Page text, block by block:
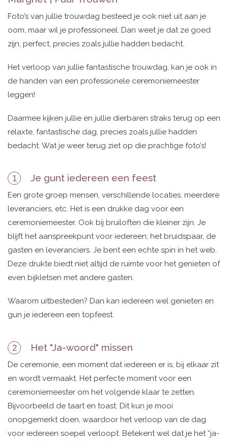
Foto’s van jullie trouwdag besteed je ook niet uit aan je
oom, maar wil je professioneel. Dan weet je dat ze goed
zijn, perfect, precies zoals jullie hadden bedacht.
Het verloop van jullie fantastische trouwdag, kan je ook in
de handen van een professionele ceremoniemeester
leggen!
Daarmee kijken jullie en jullie dierbaren straks terug op een
relaxte, fantastische dag, precies zoals jullie hadden
bedacht. Wat je weer terug ziet op die prachtige foto’s!
1 Je gunt iedereen een feest
Een grote groep mensen, verschillende locaties, meerdere
leveranciers, etc. Het is een drukke dag voor een
ceremoniemeester. Ook bij bruiloften die kleiner zijn. Je
blijft het aanspreekpunt voor iedereen; het bruidspaar, de
gasten en leveranciers. Je bent een echte spin in het web.
Deze drukte biedt niet altijd de ruimte voor het genieten of
even bijkletsen met andere gasten.
Waarom uitbesteden? Dan kan iedereen wel genieten en
gun je iedereen een topfeest.
2 Het "Ja-woord" missen
De ceremonie, een moment dat iedereen er is, bij elkaar zit
en wordt vermaakt. Het perfecte moment voor een
ceremoniemeester om het volgende klaar te zetten.
Bijvoorbeeld de taart en toast. Dit kun je mooi
onopgemerkt doen, waardoor het verloop van de dag
voor iedereen soepel verloopt. Betekent wel dat je het “ja-